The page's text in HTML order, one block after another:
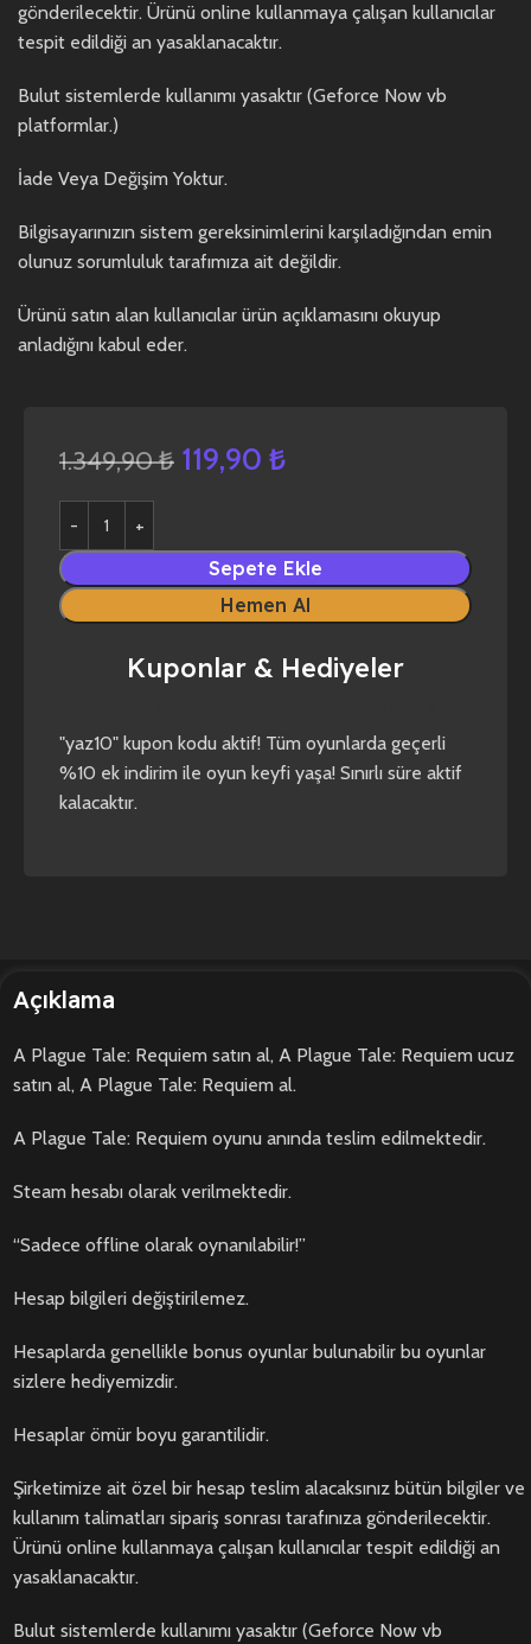
gönderilecektir. Ürünü online kullanmaya çalışan kullanıcılar
tespit edildiği an yasaklanacaktır.
Bulut sistemlerde kullanımı yasaktır (Geforce Now vb
platformlar.)
İade Veya Değişim Yoktur.
Bilgisayarınızın sistem gereksinimlerini karşıladığından emin
olunuz sorumluluk tarafımıza ait değildir.
Ürünü satın alan kullanıcılar ürün açıklamasını okuyup
anladığını kabul eder.
1.349,90₺ 119,90 ₺
Sepete Ekle
Hemen Al
Kuponlar & Hediyeler
"yaz10" kupon kodu aktif! Tüm oyunlarda geçerli
%10 ek indirim ile oyun keyfi yaşa! Sınırlı süre aktif
kalacaktır.
Açıklama
A Plague Tale: Requiem satın al, A Plague Tale: Requiem ucuz
satın al, A Plague Tale: Requiem al.
A Plague Tale: Requiem oyunu anında teslim edilmektedir.
Steam hesabı olarak verilmektedir.
“Sadece offline olarak oynanılabilir!”
Hesap bilgileri değiştirilemez.
Hesaplarda genellikle bonus oyunlar bulunabilir bu oyunlar
sizlere hediyemizdir.
Hesaplar ömür boyu garantilidir.
Şirketimize ait özel bir hesap teslim alacaksınız bütün bilgiler ve
kullanım talimatları sipariş sonrası tarafınıza gönderilecektir.
Ürünü online kullanmaya çalışan kullanıcılar tespit edildiği an
yasaklanacaktır.
Bulut sistemlerde kullanımı yasaktır (Geforce Now vb